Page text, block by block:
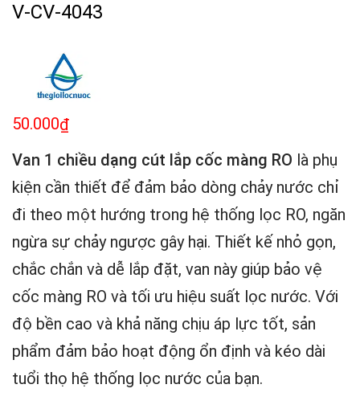
V-CV-4043
50.000₫
Van 1 chiều dạng cút lắp cốc màng RO là phụ
kiện cần thiết để đảm bảo dòng chảy nước chỉ
đi theo một hướng trong hệ thống lọc RO, ngăn
ngừa sự chảy ngược gây hại. Thiết kế nhỏ gọn,
chắc chắn và dễ lắp đặt, van này giúp bảo vệ
cốc màng RO và tối ưu hiệu suất lọc nước. Với
độ bền cao và khả năng chịu áp lực tốt, sản
phẩm đảm bảo hoạt động ổn định và kéo dài
tuổi thọ hệ thống lọc nước của bạn.